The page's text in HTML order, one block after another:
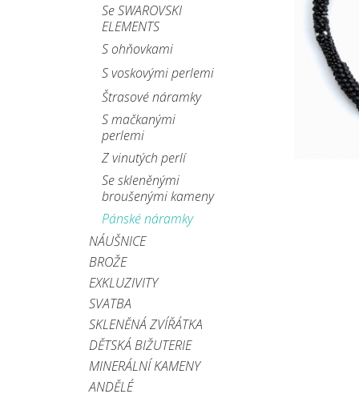
Se SWAROVSKI
ELEMENTS
S ohňovkami
S voskovými perlemi
Štrasové náramky
S mačkanými
perlemi
Z vinutých perlí
Se skleněnými
broušenými kameny
Pánské náramky
NÁUŠNICE
BROŽE
EXKLUZIVITY
SVATBA
SKLENĚNÁ ZVÍŘÁTKA
DĚTSKÁ BIŽUTERIE
MINERÁLNÍ KAMENY
ANDĚLÉ